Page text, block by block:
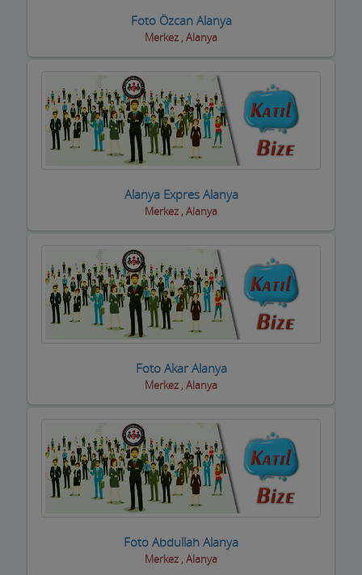
Foto Özcan Alanya
Merkez , Alanya
Alanya Expres Alanya
Merkez , Alanya
Foto Akar Alanya
Merkez , Alanya
Foto Abdullah Alanya
Merkez , Alanya